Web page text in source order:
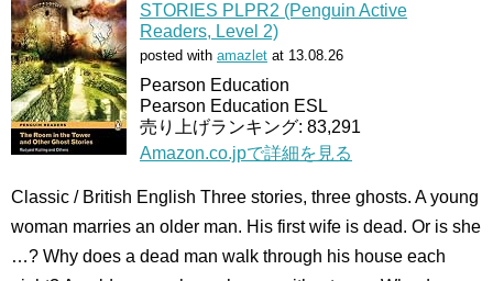
STORIES PLPR2 (Penguin Active
Readers, Level 2)
posted with amazlet at 13.08.26
Pearson Education
Pearson Education ESL
売り上げランキング: 83,291
Amazon.co.jpで詳細を見る
Classic / British English Three stories, three ghosts. A young
woman marries an older man. His first wife is dead. Or is she
…? Why does a dead man walk through his house each